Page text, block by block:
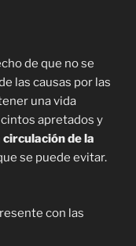
de que no se
las causas por las
una vida
apretados y
de la
se puede evitar.
con las